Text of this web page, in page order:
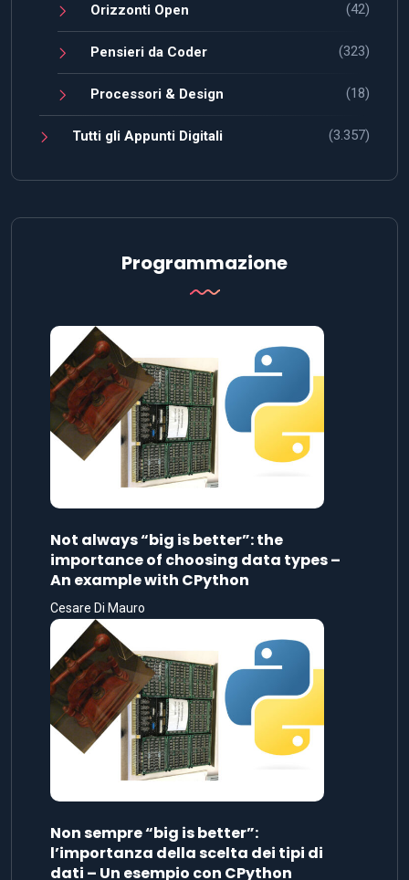
Orizzonti Open (42)
Pensieri da Coder (323)
Processori & Design (18)
Tutti gli Appunti Digitali (3.357)
Programmazione
Not always “big is better”: the
importance of choosing data types –
An example with CPython
Cesare Di Mauro
Non sempre “big is better”:
l’importanza della scelta dei tipi di
dati – Un esempio con CPython